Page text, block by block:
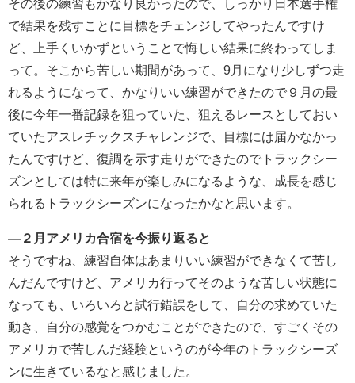
その後の練習もかなり良かったので、しっかり日本選手権
で結果を残すことに目標をチェンジしてやったんですけ
ど、上手くいかずということで悔しい結果に終わってしま
って。そこから苦しい期間があって、9月になり少しずつ走
れるようになって、かなりいい練習ができたので９月の最
後に今年一番記録を狙っていた、狙えるレースとしておい
ていたアスレチックスチャレンジで、目標には届かなかっ
たんですけど、復調を示す走りができたのでトラックシー
ズンとしては特に来年が楽しみになるような、成長を感じ
られるトラックシーズンになったかなと思います。
―２月アメリカ合宿を今振り返ると
そうですね、練習自体はあまりいい練習ができなくて苦し
んだんですけど、アメリカ行ってそのような苦しい状態に
なっても、いろいろと試行錯誤をして、自分の求めていた
動き、自分の感覚をつかむことができたので、すごくその
アメリカで苦しんだ経験というのが今年のトラックシーズ
ンに生きているなと感じました。